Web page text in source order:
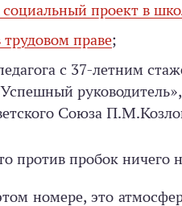
социальный проект в
праве;
с 37-летним
Союза
против пробок ничего
номере, это